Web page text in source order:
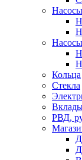
Кольца
Стекла
РВД,